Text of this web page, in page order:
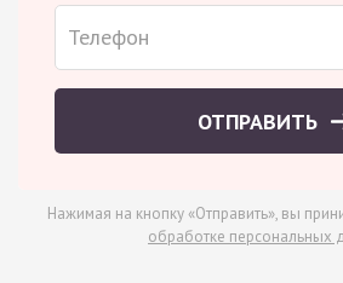
ОТПРАВИТЬ
Нажимая на кнопку «Отправить», вы
обработке персональных